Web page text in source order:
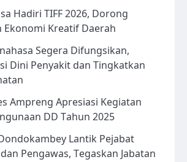
Hadiri TIFF 2026, Dorong
Ekonomi Kreatif Daerah
Segera Difungsikan,
Dini Penyakit dan Tingkatkan
Ampreng Apresiasi Kegiatan
DD Tahun 2025
Lantik Pejabat
Pengawas, Tegaskan Jabatan